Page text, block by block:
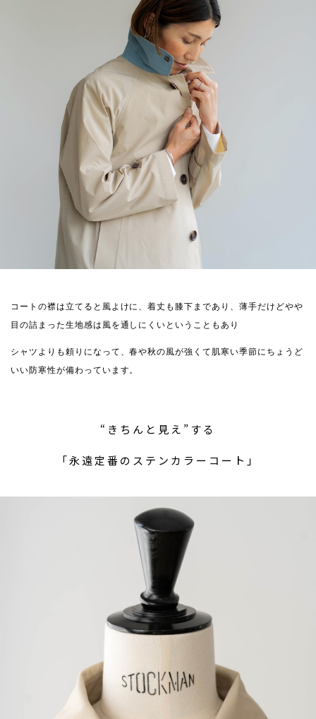
コートの襟は立てると風よけに、着丈も膝下まであり、薄手だけどやや
目の詰まった生地感は風を通しにくいということもあり
シャツよりも頼りになって、春や秋の風が強くて肌寒い季節にちょうど
いい防寒性が備わっています。
“きちんと見え”する
「永遠定番のステンカラーコート」